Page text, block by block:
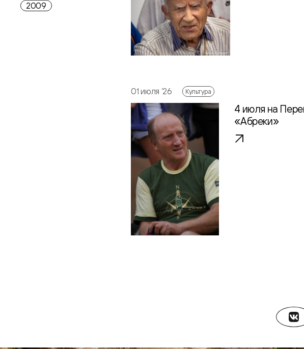
2009
01 июля ‘26 Культура
4 июля на
«Абреки»